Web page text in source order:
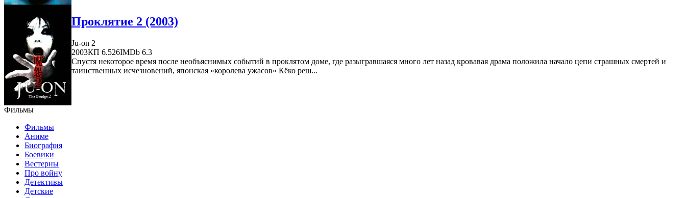
Проклятие 2 (2003)
Ju-on 2
2003КП 6.526IMDb 6.3
Спустя некоторое время после необъяснимых событий в проклятом доме, где разыгравшаяся много лет назад кровавая драма положила начало цепи страшных смертей и
таинственных исчезновений, японская «королева ужасов» Кёко реш...
Фильмы
Фильмы
Аниме
Биография
Боевики
Вестерны
Про войну
Детективы
Детские